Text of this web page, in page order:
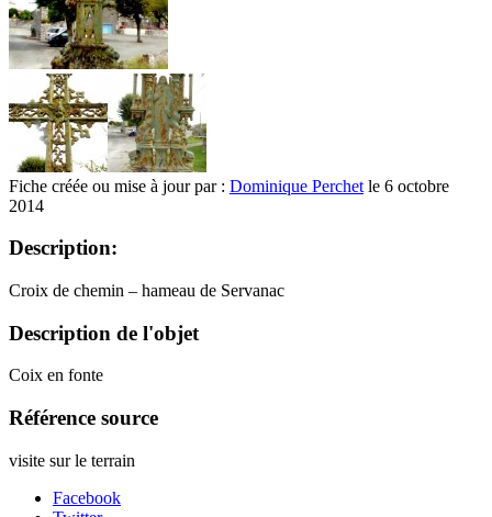
Fiche créée ou mise à jour par : Dominique Perchet le 6 octobre
2014
Description:
Croix de chemin – hameau de Servanac
Description de l'objet
Coix en fonte
Référence source
visite sur le terrain
Facebook